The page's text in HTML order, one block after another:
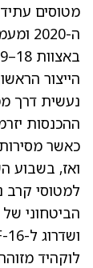
מטוסים
נעשית דרך
כאשר
ואז, בשבוע
למטוסי קרב
הביטחוני
לוקהיד